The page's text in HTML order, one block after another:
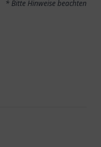
* Bitte Hinweise beachten